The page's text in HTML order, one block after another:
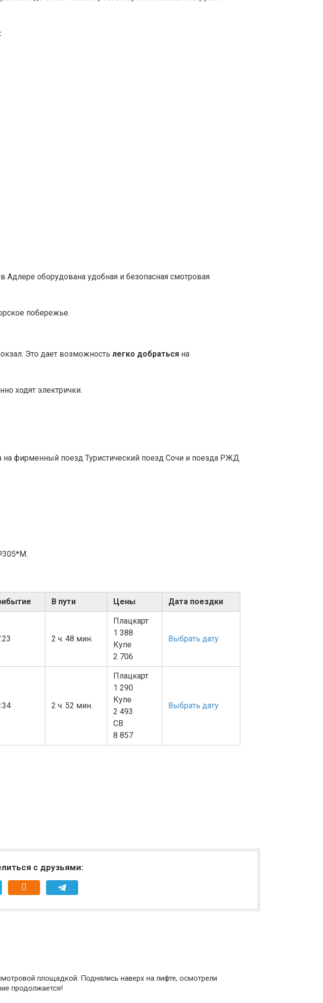
оборудована удобная и безопасная смотровая
побережье.
Это дает возможность легко добраться на
ходят электрички.
фирменный поезд Туристический поезд Сочи и поезда РЖД
В пути Цены Дата поездки
2 ч. 48 мин.
Плацкарт
1 388
Купе
2 706
Выбрать дату
2 ч. 52 мин.
Плацкарт
1 290
Купе
2 493
СВ
8 857
Выбрать дату
с друзьями:
площадкой. Поднялись наверх на лифте, осмотрели
продолжается!